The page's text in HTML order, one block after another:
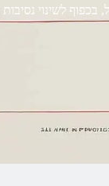
לשינוי